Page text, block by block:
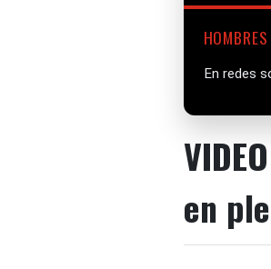
En redes
en